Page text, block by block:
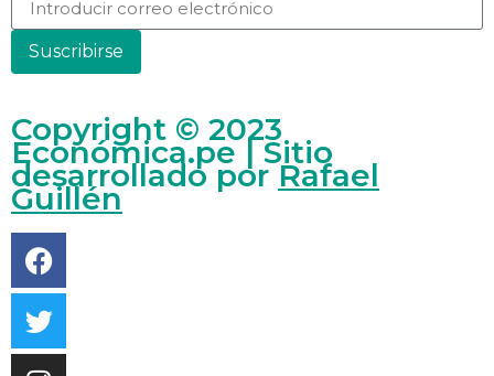
Suscribirse
Copyright © 2023
Económica.pe | Sitio
desarrollado porRafael
Guillén